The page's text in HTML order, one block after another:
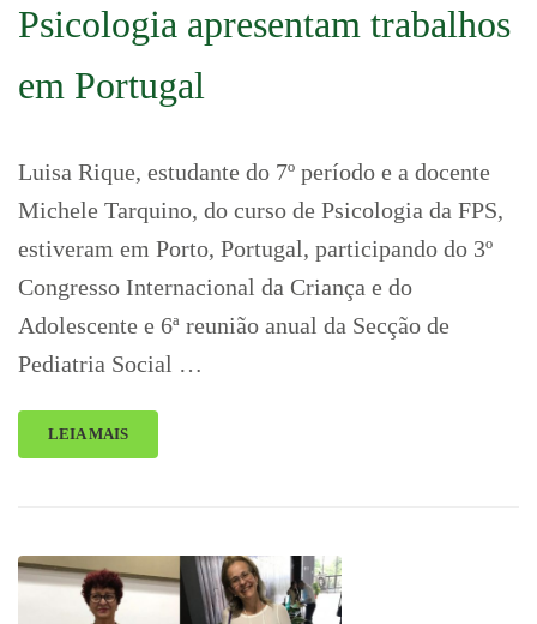
Psicologia apresentam trabalhos
em Portugal
Luisa Rique, estudante do 7º período e a docente
Michele Tarquino, do curso de Psicologia da FPS,
estiveram em Porto, Portugal, participando do 3º
Congresso Internacional da Criança e do
Adolescente e 6ª reunião anual da Secção de
Pediatria Social …
LEIA MAIS